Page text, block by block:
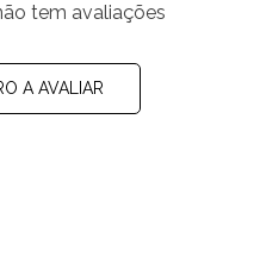
tem avaliações
A AVALIAR